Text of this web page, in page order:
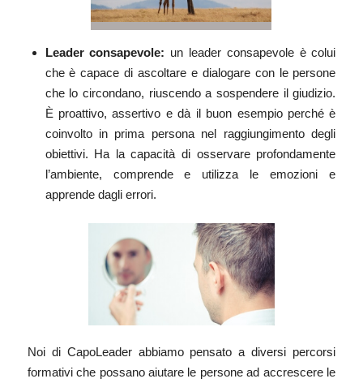
Leader consapevole: un leader consapevole è colui
che è capace di ascoltare e dialogare con le persone
che lo circondano, riuscendo a sospendere il giudizio.
È proattivo, assertivo e dà il buon esempio perché è
coinvolto in prima persona nel raggiungimento degli
obiettivi. Ha la capacità di osservare profondamente
l’ambiente, comprende e utilizza le emozioni e
apprende dagli errori.
Noi di CapoLeader abbiamo pensato a diversi percorsi
formativi che possano aiutare le persone ad accrescere le